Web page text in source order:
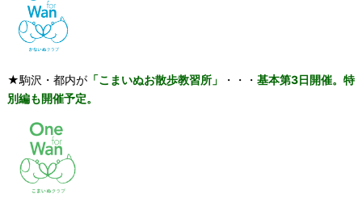
★駒沢・都内が「こまいぬお散歩教習所」 ・・・ 基本第3日開催。特
別編も開催予定。